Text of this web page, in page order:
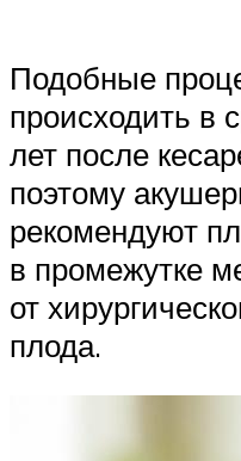
Подобные
происходить в
лет после
поэтому
рекомендуют
в промежутке
от
плода.